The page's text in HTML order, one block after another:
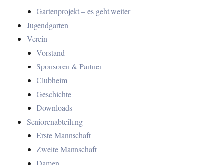
Gartenprojekt – es geht weiter
Jugendgarten
Verein
Vorstand
Sponsoren & Partner
Clubheim
Geschichte
Downloads
Seniorenabteilung
Erste Mannschaft
Zweite Mannschaft